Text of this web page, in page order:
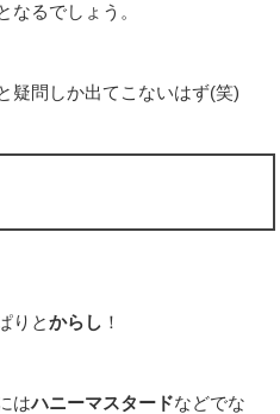
なるでしょう。
疑問しか出てこないはず(笑)
りとからし ！
はハニーマスタードなどでな